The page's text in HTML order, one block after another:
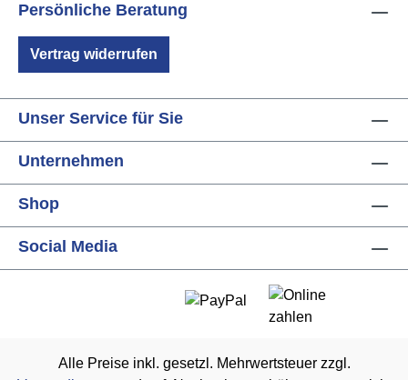
Persönliche Beratung
Vertrag widerrufen
Unser Service für Sie
Unternehmen
Shop
Social Media
Alle Preise inkl. gesetzl. Mehrwertsteuer zzgl.